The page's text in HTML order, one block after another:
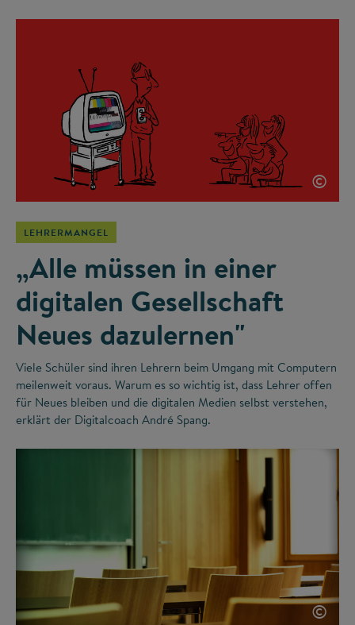
©
LEHRERMANGEL
„Alle müssen in einer
digitalen Gesellschaft
Neues dazulernen"
Viele Schüler sind ihren Lehrern beim Umgang mit Computern
meilenweit voraus. Warum es so wichtig ist, dass Lehrer offen
für Neues bleiben und die digitalen Medien selbst verstehen,
erklärt der Digitalcoach André Spang.
©